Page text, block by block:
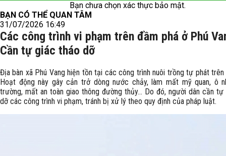
Bạn chưa chọn xác thực bảo mật.
BẠN CÓ THỂ QUAN TÂM
31/07/2026 16:49
Các công trình vi phạm trên đầm phá ở Phú
Cần tự giác tháo dỡ
Địa bàn xã Phú Vang hiện tồn tại các công trình nuôi trồng tự phát trên
Hoạt động này gây cản trở dòng nước chảy, làm mất mỹ quan, ô
trường, mất an toàn giao thông đường thủy... Do đó, người dân cần tự
dỡ các công trình vi phạm, tránh bị xử lý theo quy định của pháp luật.